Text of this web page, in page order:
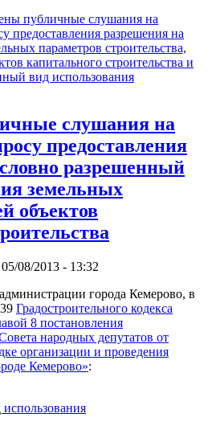
публичные слушания на
предоставления разрешения на
параметров строительства,
капитального строительства и
вид использования
слушания на
предоставления
разрешенный
земельных
объектов
08/2013 - 13:32
города Кемерово, в
Градостроительного кодекса
8 постановления
народных депутатов от
организации и проведения
Кемерово»: